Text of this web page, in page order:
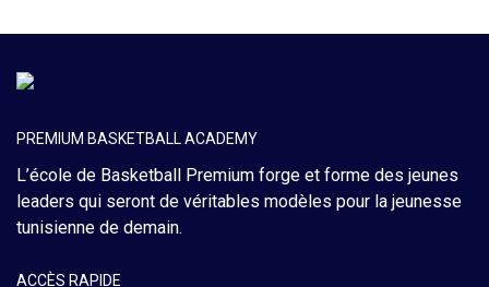
PREMIUM BASKETBALL ACADEMY
L’école de Basketball Premium forge et forme des jeunes
leaders qui seront de véritables modèles pour la jeunesse
tunisienne de demain.
ACCÈS RAPIDE